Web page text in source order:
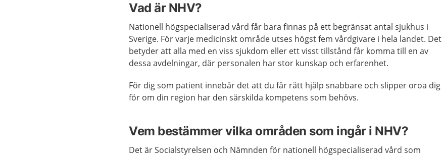
Vad är NHV?
Nationell högspecialiserad vård får bara finnas på ett begränsat antal sjukhus i
Sverige. För varje medicinskt område utses högst fem vårdgivare i hela landet. Det
betyder att alla med en viss sjukdom eller ett visst tillstånd får komma till en av
dessa avdelningar, där personalen har stor kunskap och erfarenhet.
För dig som patient innebär det att du får rätt hjälp snabbare och slipper oroa dig
för om din region har den särskilda kompetens som behövs.
Vem bestämmer vilka områden som ingår i NHV?
Det är Socialstyrelsen och Nämnden för nationell högspecialiserad vård som